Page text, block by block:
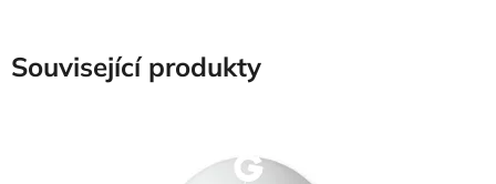
Související produkty